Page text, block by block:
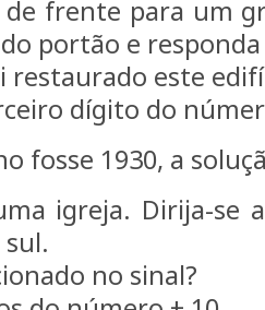
de frente para um
portão e
restaurado este
dígito do
fosse 1930, a
igreja. Dirija-se
no sinal?